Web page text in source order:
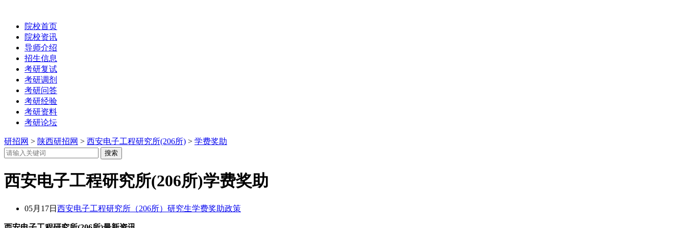
院校首页
院校资讯
导师介绍
招生信息
考研复试
考研调剂
考研问答
考研经验
考研资料
考研论坛
研招网 > 陕西研招网 > 西安电子工程研究所(206所) > 学费奖助
西安电子工程研究所(206所)学费奖助
05月17日 西安电子工程研究所（206所）研究生学费奖助政策